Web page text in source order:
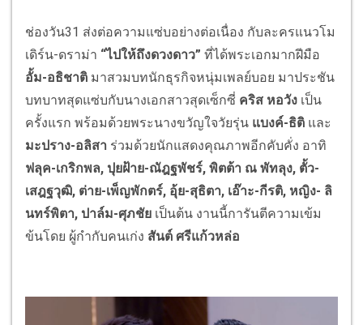
ช่องวัน31 ส่งต่อความแซ่บอย่างต่อเนื่อง กับละครแนวโม
เดิร์น-ดราม่า “ไปให้ถึงดวงดาว” ที่ได้พระเอกมากฝีมือ
อั้ม-อธิชาติ มาสวมบทนักธุรกิจหนุ่มเพลย์บอย มาประชัน
บทบาทสุดแซ่บกับนางเอกสาวสุดเซ็กซี่ คริส หอวัง เป็น
ครั้งแรก พร้อมด้วยพระนางขวัญใจวัยรุ่น แบงค์-ธิติ และ
มะปราง-อลิสา ร่วมด้วยนักแสดงคุณภาพอีกคับคั่ง อาทิ
ฟลุค-เกริกพล, ปุยฝ้าย-ณัฎฐพัชร์, พิตต้า ณ พัทลุง, ตั้ว-
เสฎฐวุฒิ, ต่าย-เพ็ญพักตร์, อุ้ย-สุธิตา, เอ๊าะ-กีรติ, หญิง- ลิ
นทร์พิตา, ปาล์ม-ศุภชัย เป็นต้น งานนี้การันตีความเข้ม
ข้นโดย ผู้กำกับคนเก่ง สันต์ ศรีแก้วหล่อ